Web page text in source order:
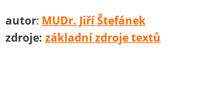
autor: MUDr. Jiří Štefánek
zdroje: základní zdroje textů